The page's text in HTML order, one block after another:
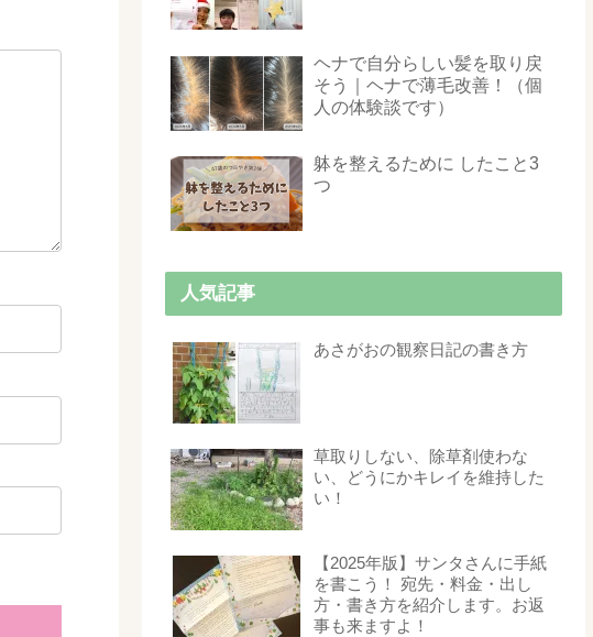
ヘナで自分らしい髪を取り戻
そう｜ヘナで薄毛改善！（個
人の体験談です）
躰を整えるために したこと3
つ
人気記事
あさがおの観察日記の書き方
草取りしない、除草剤使わな
い、どうにかキレイを維持した
い！
【2025年版】サンタさんに手紙
を書こう！ 宛先・料金・出し
方・書き方を紹介します。お返
事も来ますよ！